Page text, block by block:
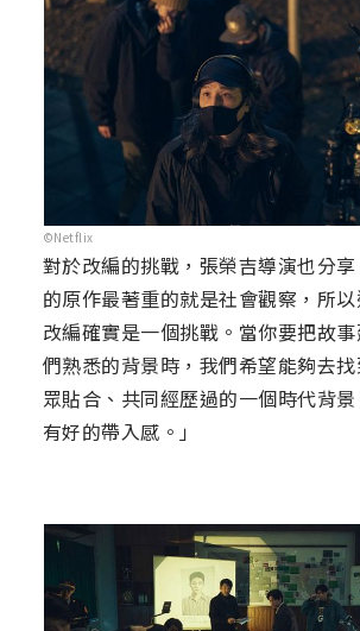
©Netflix
對於改編的挑戰，張榮吉導演也分
的原作最著重的就是社會觀察，所
改編確實是一個挑戰。當你要把故
們熟悉的背景時，我們希望能夠去
眾貼合、共同經歷過的一個時代背
有好的帶入感。」